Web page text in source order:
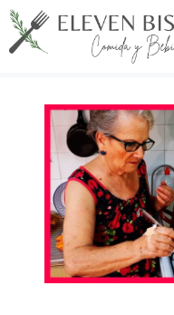
Saltar
al
contenido